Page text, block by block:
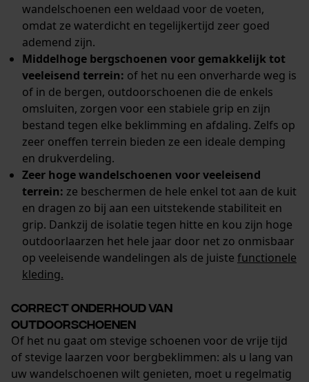
wandelschoenen een weldaad voor de voeten,
omdat ze waterdicht en tegelijkertijd zeer goed
ademend zijn.
Middelhoge bergschoenen voor gemakkelijk tot
veeleisend terrein: of het nu een onverharde weg is
of in de bergen, outdoorschoenen die de enkels
omsluiten, zorgen voor een stabiele grip en zijn
bestand tegen elke beklimming en afdaling. Zelfs op
zeer oneffen terrein bieden ze een ideale demping
en drukverdeling.
Zeer hoge wandelschoenen voor veeleisend
terrein: ze beschermen de hele enkel tot aan de kuit
en dragen zo bij aan een uitstekende stabiliteit en
grip. Dankzij de isolatie tegen hitte en kou zijn hoge
outdoorlaarzen het hele jaar door net zo onmisbaar
op veeleisende wandelingen als de juiste functionele
kleding.
Correct onderhoud van
outdoorschoenen
Of het nu gaat om stevige schoenen voor de vrije tijd
of stevige laarzen voor bergbeklimmen: als u lang van
uw wandelschoenen wilt genieten, moet u regelmatig